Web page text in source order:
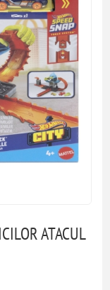
ATACUL